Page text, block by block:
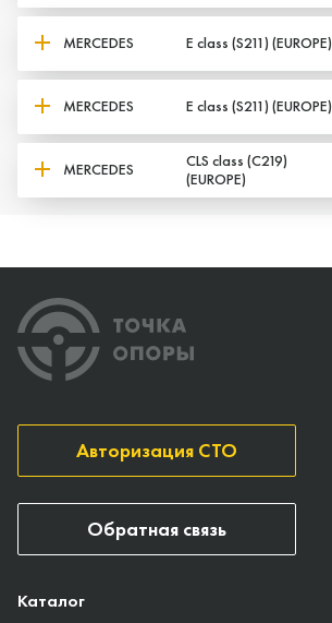
MERCEDES E class (S211) (EUROPE)
MERCEDES E class (S211) (EUROPE)
MERCEDES
CLS class (C219)
(EUROPE)
Каталог
Авторизация СТО
Обратная связь